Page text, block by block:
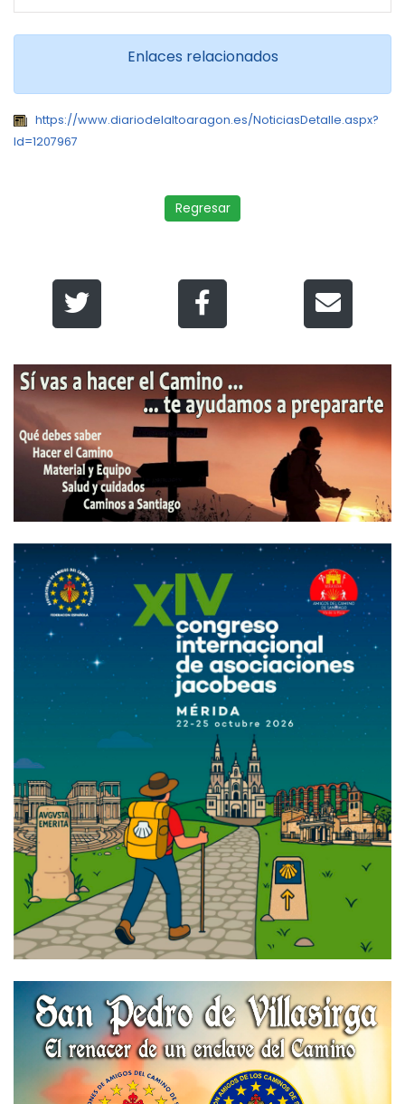
Enlaces relacionados
https://www.diariodelaltoaragon.es/NoticiasDetalle.aspx?
Id=1207967
Regresar